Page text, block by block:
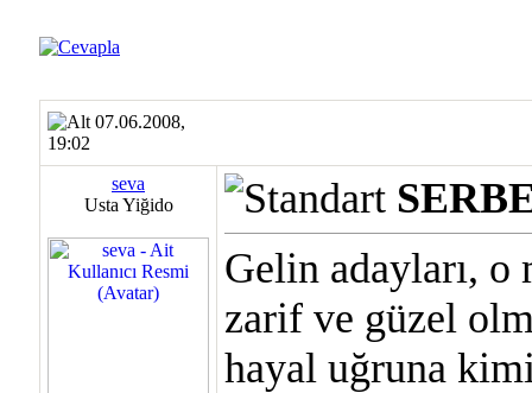
07.06.2008,
19:02
seva
Usta Yiğido
Gelin adayları,
zarif ve güzel
hayal uğruna